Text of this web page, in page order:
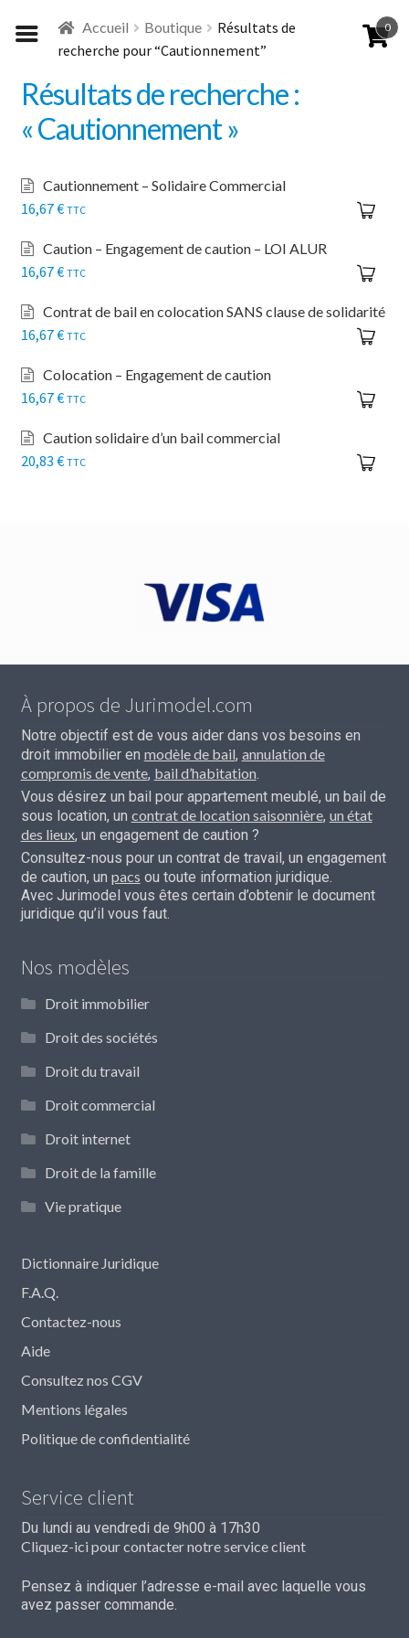
à
navigation
au
contenu
Accueil Boutique
Résultats de
recherche pour “Cautionnement”
Résultats de recherche :
« Cautionnement »
Cautionnement – Solidaire Commercial
16,67€ TTC
Caution – Engagement de caution – LOI ALUR
16,67€ TTC
Contrat de bail en colocation SANS clause de solidarité
16,67€ TTC
Colocation – Engagement de caution
16,67€ TTC
Caution solidaire d’un bail commercial
20,83 € TTC
À propos de Jurimodel.com
Notre objectif est de vous aider dans vos besoins en
droit immobilier en modèle de bail, annulation de
compromis de vente, bail d’habitation.
Vous désirez un bail pour appartement meublé, un bail de
sous location, un contrat de location saisonnière, un état
des lieux, un engagement de caution ?
Consultez-nous pour un contrat de travail, un engagement
de caution, un pacs ou toute information juridique.
Avec Jurimodel vous êtes certain d’obtenir le document
juridique qu’il vous faut.
Nos modèles
Droit immobilier
Droit des sociétés
Droit du travail
Droit commercial
Droit internet
Droit de la famille
Vie pratique
Dictionnaire Juridique
F.A.Q.
Contactez-nous
Aide
Consultez nos CGV
Mentions légales
Politique de confidentialité
Service client
Du lundi au vendredi de 9h00 à 17h30
Cliquez-ici pour contacter notre service client
Pensez à indiquer l’adresse e-mail avec laquelle vous
avez passer commande.
0